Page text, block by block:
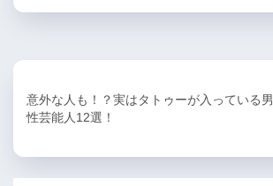
意外な人も！？実はタトゥーが入っている男
性芸能人12選！